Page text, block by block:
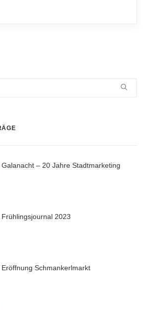
Galanacht – 20 Jahre Stadtmarketing
Frühlingsjournal 2023
Eröffnung Schmankerlmarkt